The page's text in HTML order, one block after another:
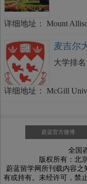
详细地址：
Mount
麦吉尔
大学排名
详细地址：
McGill
蔚蓝官方微博
全国
版权所有：北
蔚蓝留学网所刊载内容之
有或持有。未经许可，禁